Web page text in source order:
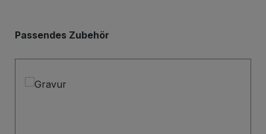
Produktgalerie überspringen
Passendes Zubehör